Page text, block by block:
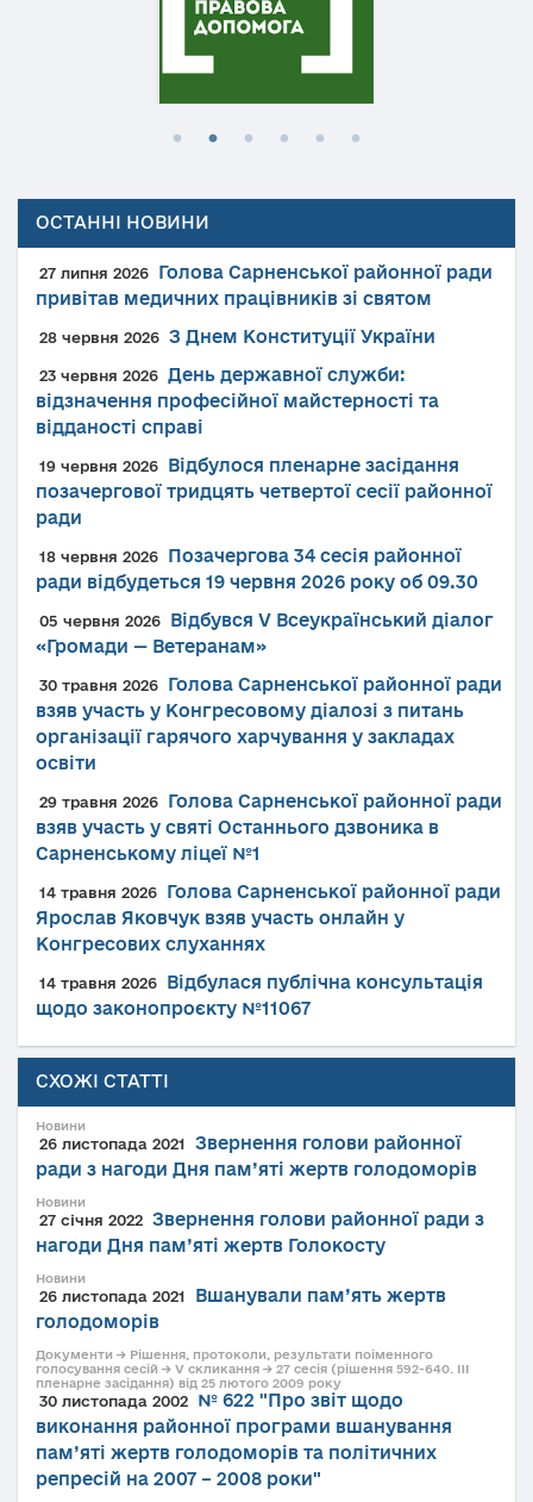
ОСТАННІ НОВИНИ
27 липня 2026
Голова Сарненської районної ради
привітав медичних працівників зі святом
28 червня 2026 З Днем Конституції України
23 червня 2026 День державної служби:
відзначення професійної майстерності та
відданості справі
19 червня 2026
Відбулося пленарне засідання
позачергової тридцять четвертої сесії районної
ради
18 червня 2026
Позачергова 34 сесія районної
ради відбудеться 19 червня 2026 року об 09.30
05 червня 2026
Відбувся V Всеукраїнський діалог
«Громади — Ветеранам»
30 травня 2026
Голова Сарненської районної ради
взяв участь у Конгресовому діалозі з питань
організації гарячого харчування у закладах
освіти
29 травня 2026
Голова Сарненської районної ради
взяв участь у святі Останнього дзвоника в
Сарненському ліцеї №1
14 травня 2026
Голова Сарненської районної ради
Ярослав Яковчук взяв участь онлайн у
Конгресових слуханнях
14 травня 2026
Відбулася публічна консультація
щодо законопроєкту №11067
СХОЖІ СТАТТІ
Новини
26 листопада 2021
Звернення голови районної
ради з нагоди Дня пам’яті жертв голодоморів
Новини
27 січня 2022 Звернення голови районної ради з
нагоди Дня пам’яті жертв Голокосту
Новини
26 листопада 2021
Вшанували пам’ять жертв
голодоморів
Документи → Рішення, протоколи, результати поіменного
голосування сесій → V скликання → 27 сесія (рішення 592-640. III
пленарне засідання) від 25 лютого 2009 року
30 листопада 2002
№ 622 "Про звіт щодо
виконання районної програми вшанування
пам’яті жертв голодоморів та політичних
репресій на 2007 – 2008 роки"